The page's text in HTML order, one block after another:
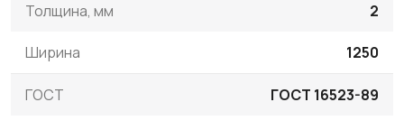
Толщина, мм 2
Ширина 1250
ГОСТ ГОСТ 16523-89